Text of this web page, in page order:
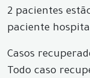
2 pacientes
paciente
Casos
Todo caso